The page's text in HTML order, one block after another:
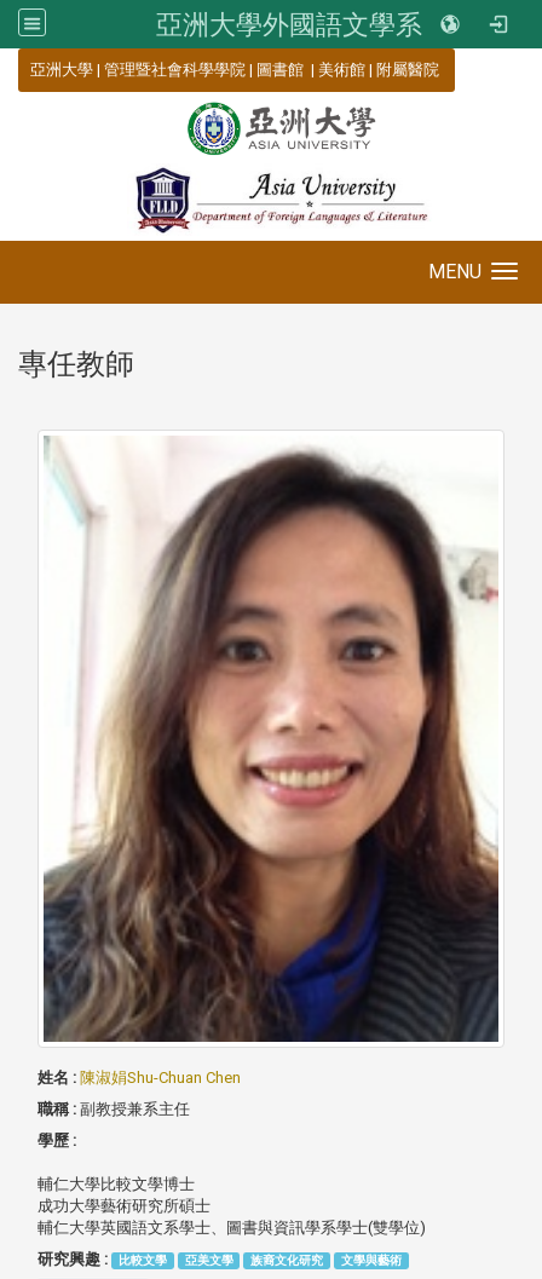
亞洲大學外國語文學系
亞洲大學 | 管理暨社會科學學院 | 圖書館 | 美術館 | 附屬醫院
MENU
專任教師
姓名 : 陳淑娟Shu-Chuan Chen
職稱 : 副教授兼系主任
學歷 :
輔仁大學比較文學博士
成功大學藝術研究所碩士
輔仁大學英國語文系學士、圖書與資訊學系學士(雙學位)
研究興趣 :
比較文學 亞美文學 族裔文化研究
文學與藝術